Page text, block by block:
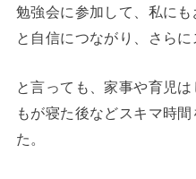
勉強会に参加して、私に
と自信につながり、さらに
と言っても、家事や育児
もが寝た後などスキマ時
た。